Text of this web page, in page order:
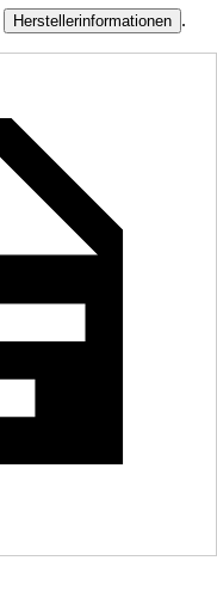
Herstellerinformationen .